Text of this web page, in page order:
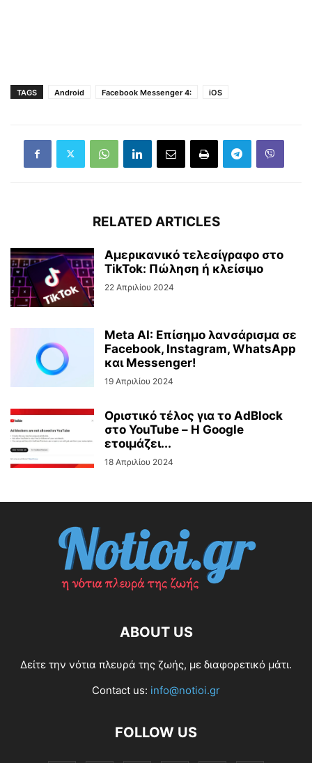
TAGS Android Facebook Messenger 4: iOS
RELATED ARTICLES
Αμερικανικό τελεσίγραφο στο
TikTok: Πώληση ή κλείσιμο
22 Απριλίου 2024
Meta AI: Επίσημο λανσάρισμα σε
Facebook, Instagram, WhatsApp
και Messenger!
19 Απριλίου 2024
Οριστικό τέλος για το AdBlock
στο YouTube – Η Google
ετοιμάζει...
18 Απριλίου 2024
ABOUT US
Δείτε την νότια πλευρά της ζωής, με διαφορετικό μάτι.
Contact us: info@notioi.gr
FOLLOW US